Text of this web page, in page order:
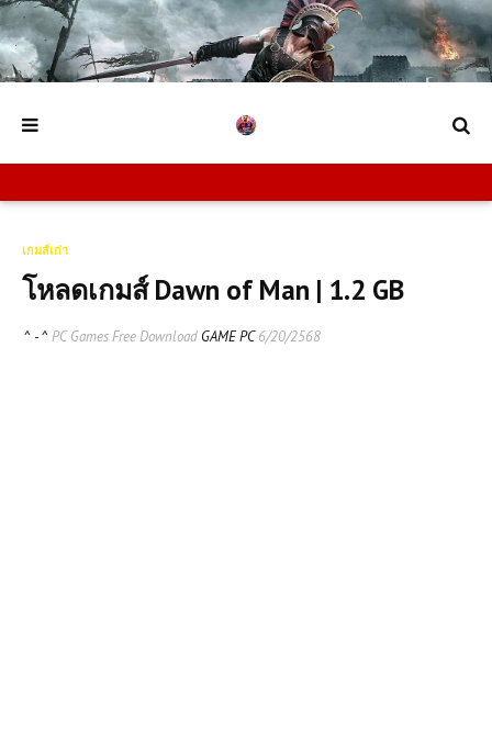
เกมส์เก่า
โหลดเกมส์ Dawn of Man | 1.2 GB
^ - ^ PC Games Free Download GAME PC6/20/2568